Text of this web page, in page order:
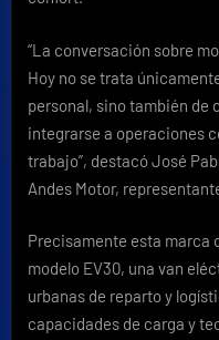
“La conversación sobre
Hoy no se trata
personal, sino también de
integrarse a operaciones
trabajo”, destacó José
Andes Motor,
Precisamente esta marca
modelo EV30, una van
urbanas de reparto y
capacidades de carga y